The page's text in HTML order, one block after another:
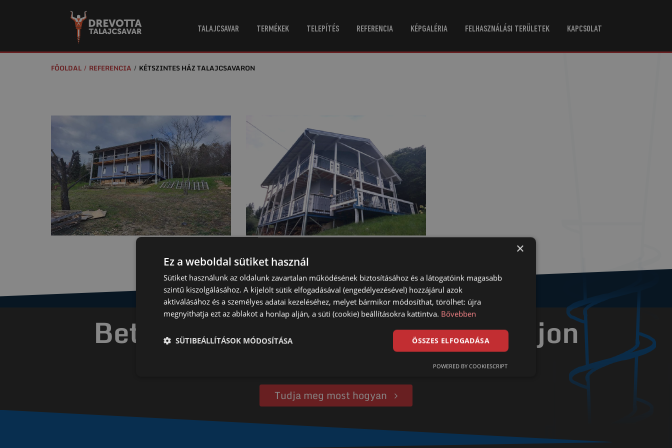
TALAJCSAVAR TERMÉKEK TELEPÍTÉS REFERENCIA KÉPGALÉRIA FELHASZNÁLÁSI TERÜLETEK KAPCSOLAT
FŐOLDAL REFERENCIA KÉTSZINTES HÁZ TALAJCSAVARON
Betonmentes alap bármilyen talajon
gyorsan, egyszerűen, költséghatékonyan, sokoldalúan
Tudja meg most hogyan
×
Ez a weboldal sütiket használ
Sütiket használunk az oldalunk zavartalan működésének biztosításához és a látogatóink magasabb
szintű kiszolgálásához. A kijelölt sütik elfogadásával (engedélyezésével) hozzájárul azok
aktiválásához és a személyes adatai kezeléséhez, melyet bármikor módosíthat, törölhet: újra
megnyithatja ezt az ablakot a honlap alján, a süti (cookie) beállításokra kattintva. Bővebben
ÖSSZES ELFOGADÁSA
SÜTIBEÁLLÍTÁSOK MÓDOSÍTÁSA
POWERED BY COOKIESCRIPT